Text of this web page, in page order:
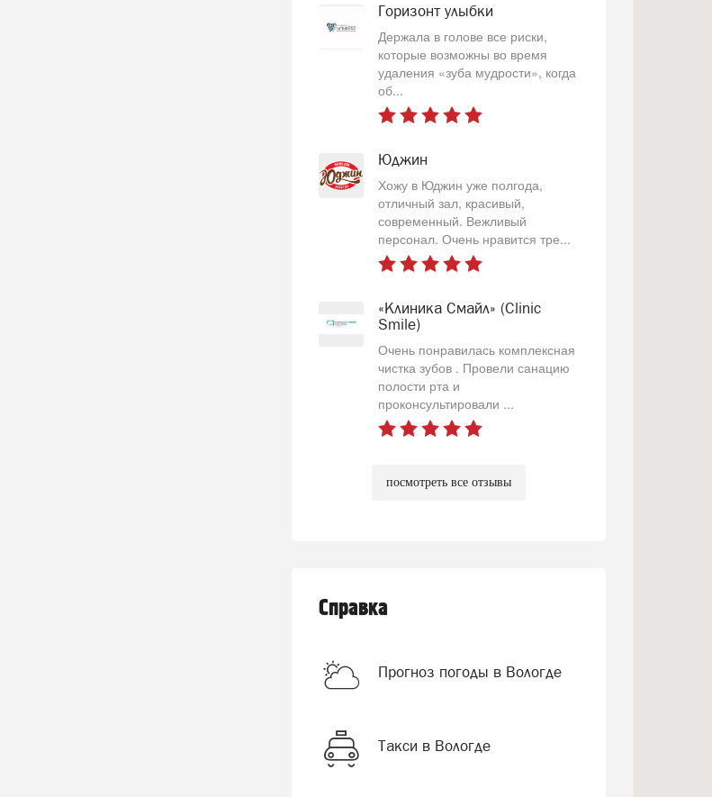
Горизонт улыбки
Держала в голове все риски,
которые возможны во время
удаления «зуба мудрости», когда
об...
Юджин
Хожу в Юджин уже полгода,
отличный зал, красивый,
современный. Вежливый
персонал. Очень нравится тре...
«Клиника Смайл» (Clinic
Smile)
Очень понравилась комплексная
чистка зубов . Провели санацию
полости рта и
проконсультировали ...
посмотреть все отзывы
Справка
Прогноз погоды в Вологде
Такси в Вологде